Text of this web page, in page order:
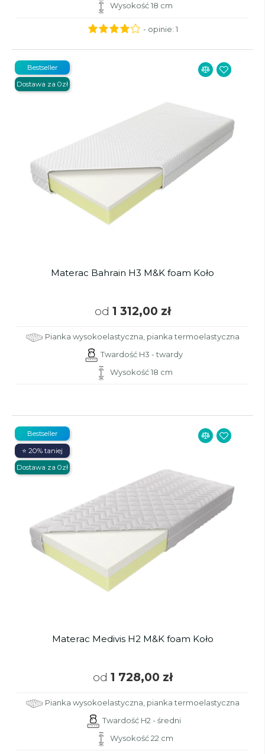
Wysokość 18 cm
- opinie: 1
Materac Bahrain H3 M&K foam Koło
od 1 312,00 zł
Pianka wysokoelastyczna, pianka termoelastyczna
Twardość H3 - twardy
Wysokość 18 cm
Bestseller
Dostawa za 0zł
Materac Medivis H2 M&K foam Koło
od 1 728,00 zł
Pianka wysokoelastyczna, pianka termoelastyczna
Twardość H2 - średni
Wysokość 22 cm
Bestseller
⭐ 20% taniej
Dostawa za 0zł